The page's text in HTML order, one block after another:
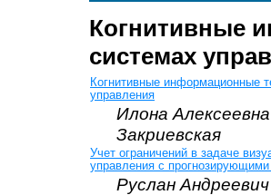
Когнитивные
системах
Когнитивные информационные
управления
Илона
Закриевская
Учет ограничений в задаче
управления с
Руслан